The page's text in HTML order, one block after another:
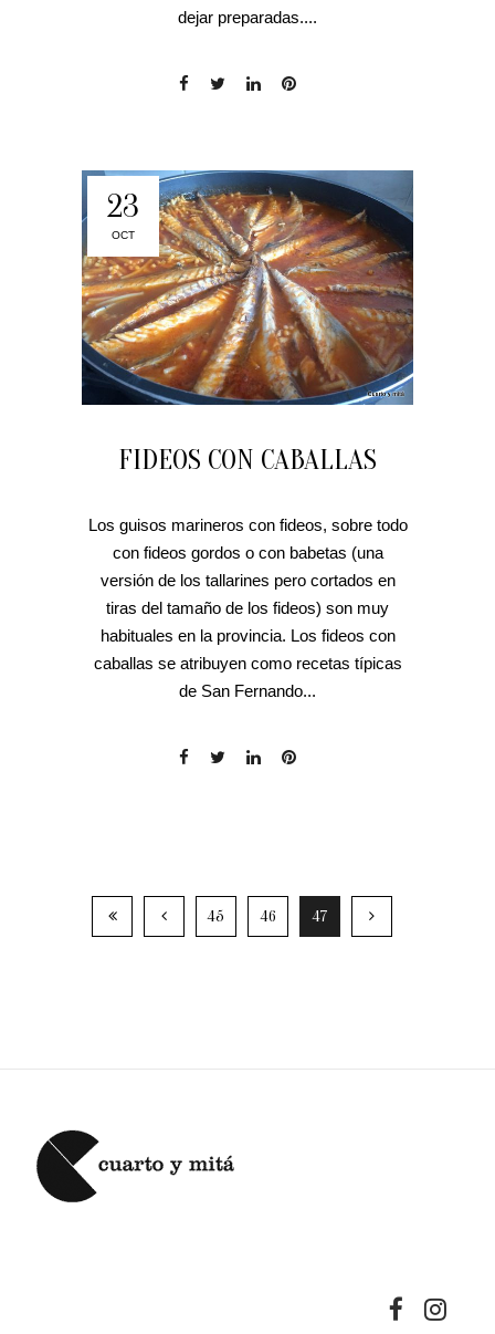
dejar preparadas....
23
OCT
FIDEOS CON CABALLAS
Los guisos marineros con fideos, sobre todo
con fideos gordos o con babetas (una
versión de los tallarines pero cortados en
tiras del tamaño de los fideos) son muy
habituales en la provincia. Los fideos con
caballas se atribuyen como recetas típicas
de San Fernando...
45 46 47